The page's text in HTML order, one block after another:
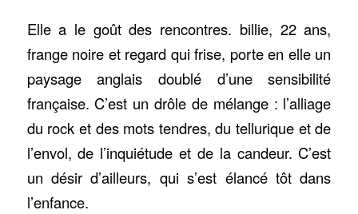
Elle a le goût des rencontres. billie, 22 ans,
frange noire et regard qui frise, porte en elle un
paysage anglais doublé d’une sensibilité
française. C’est un drôle de mélange : l’alliage
du rock et des mots tendres, du tellurique et de
l’envol, de l’inquiétude et de la candeur. C’est
un désir d’ailleurs, qui s’est élancé tôt dans
l’enfance.